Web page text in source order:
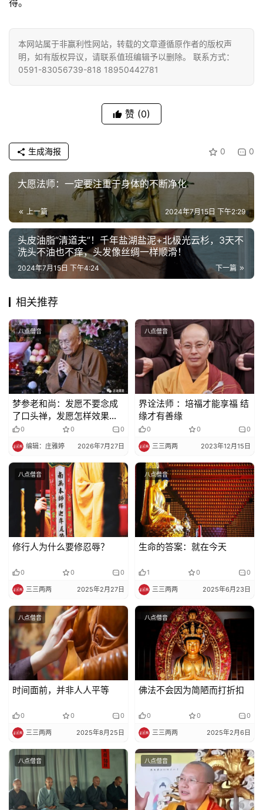
提
专
题
公
佛
教
人
寺
院
巡
礼
视
频
纪
录
佛
教
艺
术
政
策
法
规
免
责
明
注册
得。
本网站属于非赢利性网站，转载的文章遵循原作者的版权声
明，如有版权异议，请联系值班编辑予以删除。 联系方式：
0591-83056739-818 18950442781
赞 (0)
0 0
生成海报
大愿法师：一定要注重于身体的不断净化
上一篇 2024年7月15日 下午2:29
头皮油脂“清道夫”！千年盐湖盐泥+北极光云杉，3天不
洗头不油也不痒，头发像丝绸一样顺滑！
下一篇
2024年7月15日 下午4:24
相关推荐
八点僧音
梦参老和尚：发愿不要念成
了口头禅，发愿怎样效果才
大？
0 0 0
编辑：庄雅婷 2026年7月27日
八点僧音
界诠法师 ：培福才能享福 结
缘才有善缘
0 0 0
三三两两 2023年12月15日
八点僧音
修行人为什么要修忍辱？
0 0 0
三三两两 2025年2月27日
八点僧音
生命的答案：就在今天
1 0 0
三三两两 2025年6月23日
八点僧音
时间面前，并非人人平等
0 0 0
三三两两 2025年8月25日
八点僧音
佛法不会因为简陋而打折扣
0 0 0
三三两两 2025年2月6日
八点僧音 八点僧音